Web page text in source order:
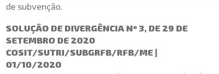
de subvenção.
SOLUÇÃO DE DIVERGÊNCIA Nº 3, DE 29 DE
SETEMBRO DE 2020
COSIT/SUTRI/SUBGRFB/RFB/ME |
01/10/2020